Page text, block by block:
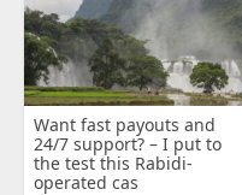
Want fast payouts and
24/7 support? – I put to
the test this Rabidi-
operated cas